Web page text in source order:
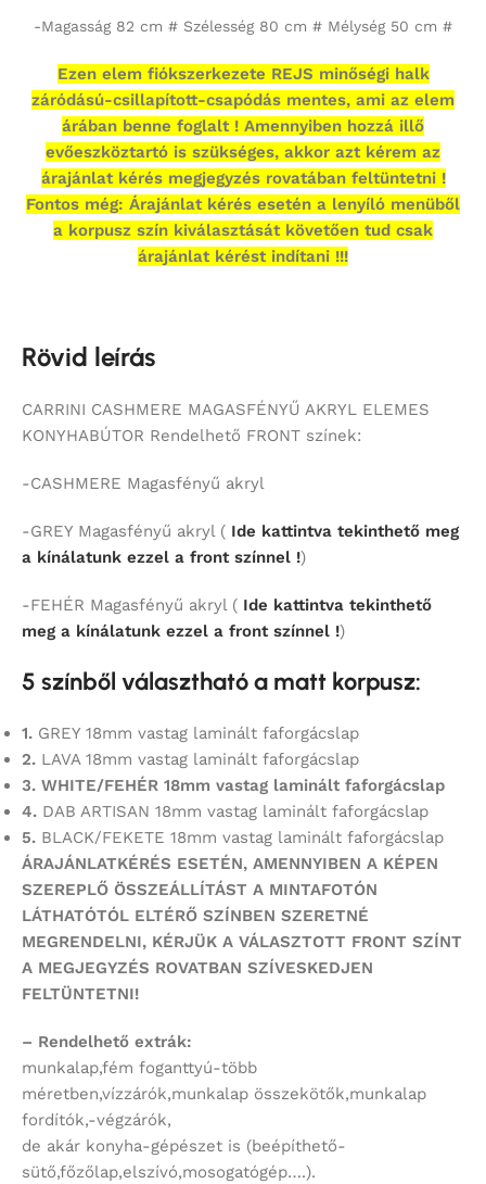
-Magasság 82 cm # Szélesség 80 cm # Mélység 50 cm #
Ezen elem fiókszerkezete REJS minőségi halk
záródású-csillapított-csapódás mentes, ami az elem
árában benne foglalt ! Amennyiben hozzá illő
evőeszköztartó is szükséges, akkor azt kérem az
árajánlat kérés megjegyzés rovatában feltüntetni !
Fontos még: Árajánlat kérés esetén a lenyíló menüből
a korpusz szín kiválasztását követően tud csak
árajánlat kérést indítani !!!
Rövid leírás
CARRINI CASHMERE MAGASFÉNYŰ AKRYL ELEMES
KONYHABÚTOR Rendelhető FRONT színek:
-CASHMERE Magasfényű akryl
-GREY Magasfényű akryl ( Ide kattintva tekinthető meg
a kínálatunk ezzel a front színnel !)
-FEHÉR Magasfényű akryl ( Ide kattintva tekinthető
meg a kínálatunk ezzel a front színnel !)
5 színből választható a matt korpusz:
1. GREY 18mm vastag laminált faforgácslap
2. LAVA 18mm vastag laminált faforgácslap
3. WHITE/FEHÉR 18mm vastag laminált faforgácslap
4. DAB ARTISAN 18mm vastag laminált faforgácslap
5. BLACK/FEKETE 18mm vastag laminált faforgácslap
ÁRAJÁNLATKÉRÉS ESETÉN, AMENNYIBEN A KÉPEN
SZEREPLŐ ÖSSZEÁLLÍTÁST A MINTAFOTÓN
LÁTHATÓTÓL ELTÉRŐ SZÍNBEN SZERETNÉ
MEGRENDELNI, KÉRJÜK A VÁLASZTOTT FRONT SZÍNT
A MEGJEGYZÉS ROVATBAN SZÍVESKEDJEN
FELTÜNTETNI!
– Rendelhető extrák:
munkalap,fém foganttyú-több
méretben,vízzárók,munkalap összekötők,munkalap
fordítók,-végzárók,
de akár konyha-gépészet is (beépíthető-
sütő,főzőlap,elszívó,mosogatógép….).